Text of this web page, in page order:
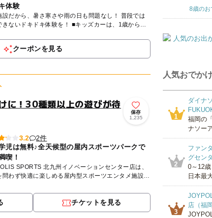
体験
だから、暑さ寒さや雨の日も問題なし！ 普段では
きないドキドキ体験を！ ■キッズカーは、1歳から乗
クーポンを見る
に！30種類以上の遊びが待
保存
1,235
3.2
2件
児は無料♪全天候型の屋内スポーツパークで
喫！
SPORTS 北九州イノベーションセンター店は、
問わず快適に楽しめる屋内型スポーツエンタメ施設で
チケットを見る
8歳のお
人気おでか
1
ダイナ
福岡の
ナソー
2
ファン
グセン
0～12
日本最
3
店（福岡